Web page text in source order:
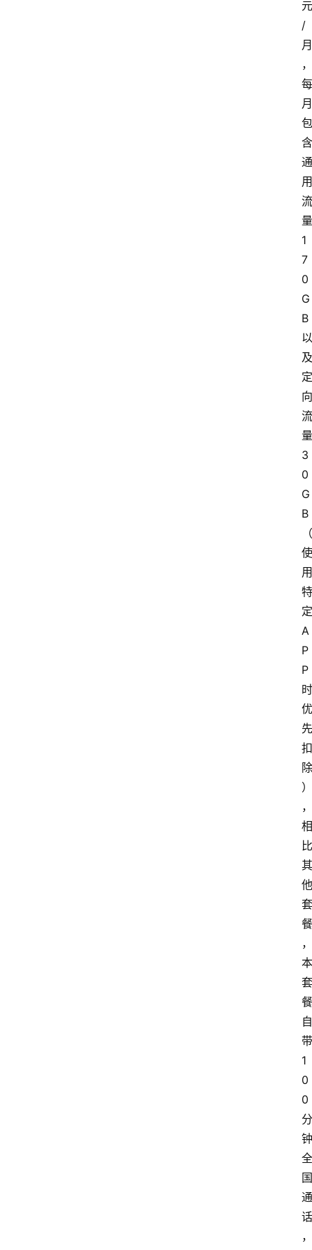
元
/
月
，
每
月
包
含
通
用
流
量
1
7
0
G
B
以
及
定
向
流
量
3
0
G
B
（
使
用
特
定
A
P
P
时
优
先
扣
除
）
，
相
比
其
他
套
餐
，
本
套
餐
自
带
1
0
0
分
钟
全
国
通
话
，